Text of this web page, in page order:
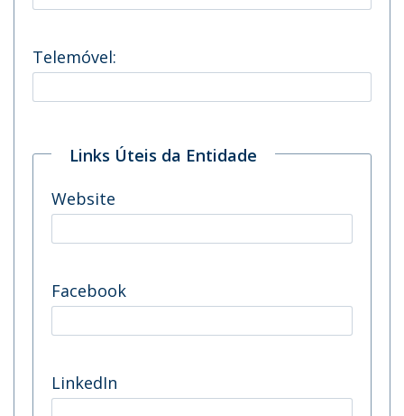
Telemóvel:
Links Úteis da Entidade
Website
Facebook
LinkedIn